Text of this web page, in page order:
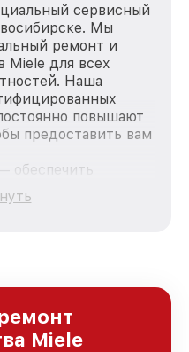
сервисный
Мы
ремонт и
Miele для всех
Наша
повышают
предоставить вам
ремонт для
Miele, вне
повышая уровень
клиентов.
Miele